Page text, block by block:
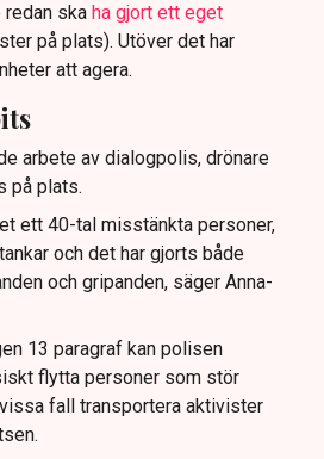
redan ska ha gjort ett eget
på plats). Utöver det har
att agera.
arbete av dialogpolis, drönare
på plats.
ett 40-tal misstänkta personer,
och det har gjorts både
och gripanden, säger Anna-
13 paragraf kan polisen
flytta personer som stör
fall transportera aktivister